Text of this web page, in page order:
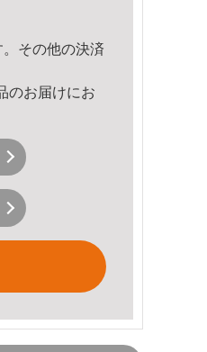
その他の決済
のお届けにお